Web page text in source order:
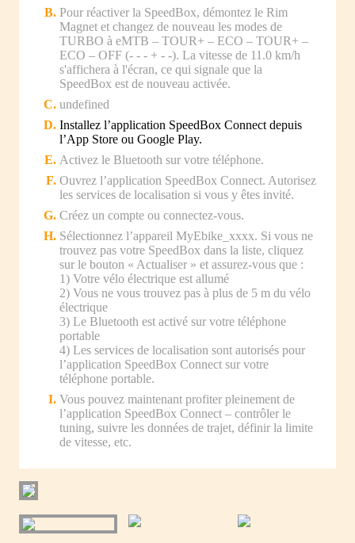
Pour réactiver la SpeedBox, démontez le Rim
Magnet et changez de nouveau les modes de
TURBO à eMTB – TOUR+ – ECO – TOUR+ –
ECO – OFF (- - - + - -). La vitesse de 11.0 km/h
s'affichera à l'écran, ce qui signale que la
SpeedBox est de nouveau activée.
undefined
Installez l’application SpeedBox Connect depuis
l’App Store ou Google Play.
Activez le Bluetooth sur votre téléphone.
Ouvrez l’application SpeedBox Connect. Autorisez
les services de localisation si vous y êtes invité.
Créez un compte ou connectez-vous.
Sélectionnez l’appareil MyEbike_xxxx. Si vous ne
trouvez pas votre SpeedBox dans la liste, cliquez
sur le bouton « Actualiser » et assurez-vous que :
1) Votre vélo électrique est allumé
2) Vous ne vous trouvez pas à plus de 5 m du vélo
électrique
3) Le Bluetooth est activé sur votre téléphone
portable
4) Les services de localisation sont autorisés pour
l’application SpeedBox Connect sur votre
téléphone portable.
Vous pouvez maintenant profiter pleinement de
l’application SpeedBox Connect – contrôler le
tuning, suivre les données de trajet, définir la limite
de vitesse, etc.